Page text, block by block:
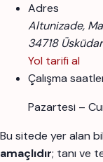
Adres
Altunizade,
34718
Yol tarifi al
Çalışma
Pazartesi –
Bu sitede yer alan
amaçlıdır; tanı ve